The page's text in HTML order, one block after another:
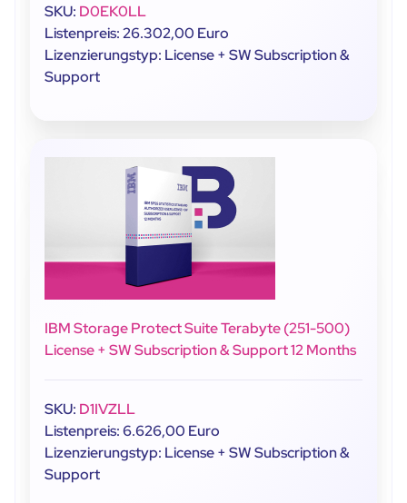
SKU: D0EK0LL
Listenpreis: 26.302,00 Euro
Lizenzierungstyp: License + SW Subscription &
Support
IBM Storage Protect Suite Terabyte (251-500)
License + SW Subscription & Support 12 Months
SKU: D1IVZLL
Listenpreis: 6.626,00 Euro
Lizenzierungstyp: License + SW Subscription &
Support